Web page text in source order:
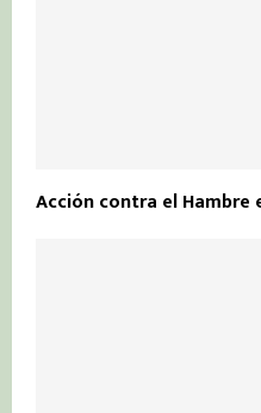
Acción contra el Hambre